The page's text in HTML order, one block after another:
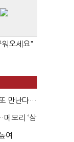
오세요"
만난다…
모리 ‘삼
여